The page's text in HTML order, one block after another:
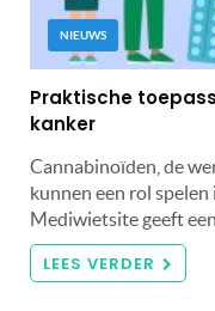
NIEUWS
Praktische
kanker
Cannabinoïden, de
kunnen een rol
Mediwietsite geeft
LEES VERDER